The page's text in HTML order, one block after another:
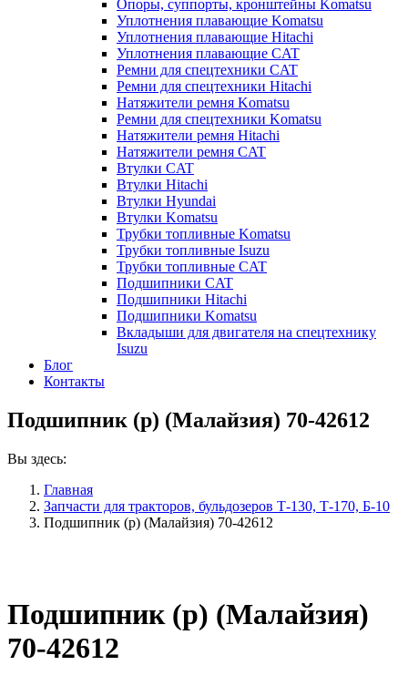
Опоры, суппорты, кронштейны Komatsu
Уплотнения плавающие Komatsu
Уплотнения плавающие Hitachi
Уплотнения плавающие CAT
Ремни для спецтехники CAT
Ремни для спецтехники Hitachi
Натяжители ремня Komatsu
Ремни для спецтехники Komatsu
Натяжители ремня Hitachi
Натяжители ремня CAT
Втулки CAT
Втулки Hitachi
Втулки Hyundai
Втулки Komatsu
Трубки топливные Komatsu
Трубки топливные Isuzu
Трубки топливные CAT
Подшипники CAT
Подшипники Hitachi
Подшипники Komatsu
Вкладыши для двигателя на спецтехнику
Isuzu
Блог
Контакты
Подшипник (р) (Малайзия) 70-42612
Вы здесь:
Главная
Запчасти для тракторов, бульдозеров Т-130, Т-170, Б-10
Подшипник (р) (Малайзия) 70-42612
Подшипник (р) (Малайзия)
70-42612